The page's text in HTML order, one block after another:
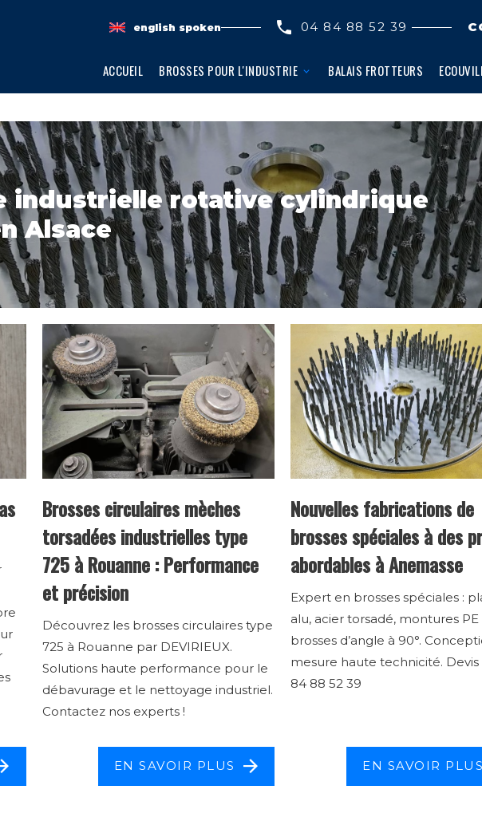
english spoken 04 84 88 52 39
ACCUEIL BROSSES POUR L'INDUSTRIE BALAIS FROTTEURS
industrielle rotative cylindrique
Alsace
Brosses circulaires mèches
torsadées industrielles type
725 à Rouanne : Performance
et précision
Découvrez les brosses circulaires type
725 à Rouanne par DEVIRIEUX.
Solutions haute performance pour le
débavurage et le nettoyage industriel.
Contactez nos experts !
EN SAVOIR PLUS
Nouvelles fabrications de
brosses spéciales à des
abordables à Anemasse
Expert en brosses spéciales :
alu, acier torsadé, montures
brosses d’angle à 90°.
mesure haute technicité. Devis
84 88 52 39
EN SAVOIR PLUS